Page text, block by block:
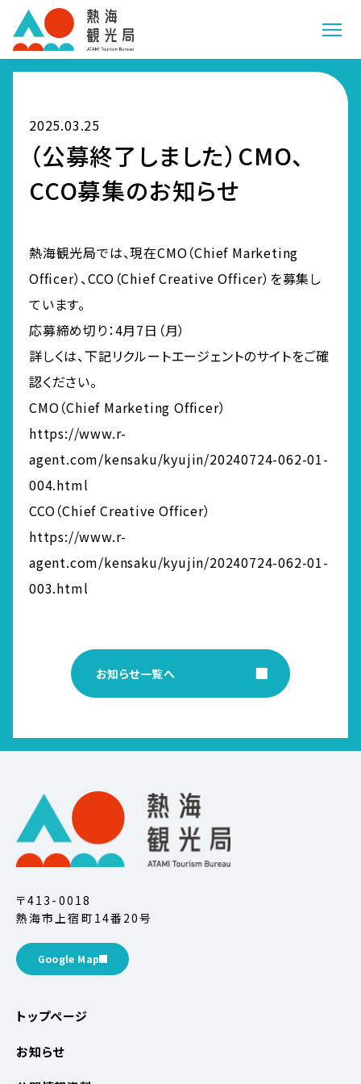
2025.03.25
（公募終了しました）CMO、
CCO募集のお知らせ
熱海観光局では、現在CMO（Chief Marketing
Officer）、CCO（Chief Creative Officer）を募集し
ています。
応募締め切り：4月7日（月）
詳しくは、下記リクルートエージェントのサイトをご確
認ください。
CMO（Chief Marketing Officer）
https://www.r-
agent.com/kensaku/kyujin/20240724-062-01-
004.html
CCO（Chief Creative Officer）
https://www.r-
agent.com/kensaku/kyujin/20240724-062-01-
003.html
お知らせ一覧へ
〒413-0018
熱海市上宿町14番20号
Google Map
トップページ
お知らせ